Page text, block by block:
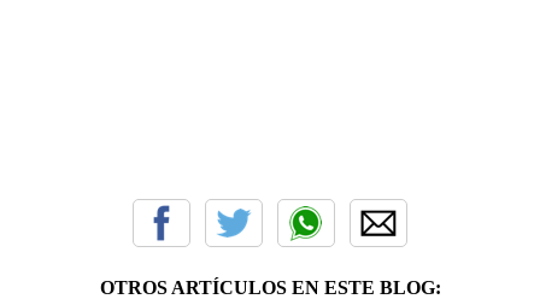
OTROS ARTÍCULOS EN ESTE BLOG: